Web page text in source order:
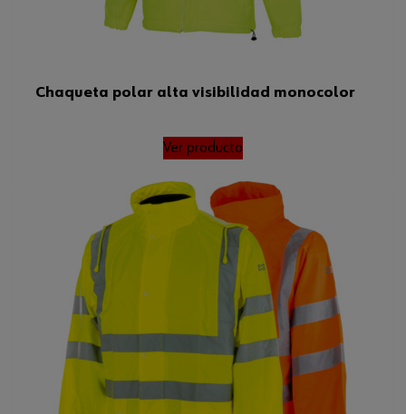
Chaqueta polar alta visibilidad monocolor
Ver producto